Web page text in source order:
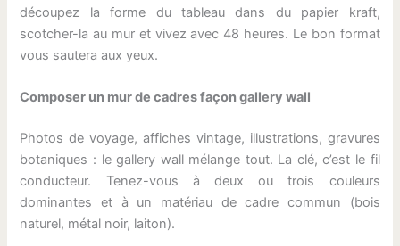
découpez la forme du tableau dans du papier kraft,
scotcher-la au mur et vivez avec 48 heures. Le bon format
vous sautera aux yeux.
Composer un mur de cadres façon gallery wall
Photos de voyage, affiches vintage, illustrations, gravures
botaniques : le gallery wall mélange tout. La clé, c’est le fil
conducteur. Tenez-vous à deux ou trois couleurs
dominantes et à un matériau de cadre commun (bois
naturel, métal noir, laiton).